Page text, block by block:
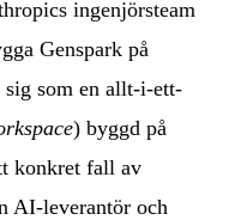
ingenjörsteam
Genspark på
sig som en allt-i-ett-
) byggd på
konkret fall av
AI-leverantör och